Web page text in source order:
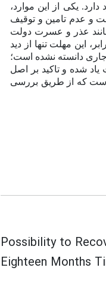
یکی از این موارد،
و عدم تامین و توقیف
همانند عذر و عسرت دولت
این مهلت تنها از دید
دانسته نشده است؛
یاد شده و تاکید بر اصل
است که از طریق بررسی
Possibility to
Eighteen Months